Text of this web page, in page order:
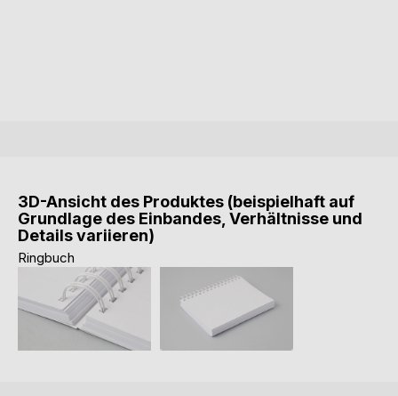
3D-Ansicht des Produktes (beispielhaft auf
Grundlage des Einbandes, Verhältnisse und
Details variieren)
Ringbuch